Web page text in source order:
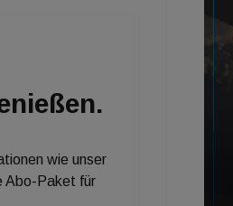
wie unser
Abo-Paket für